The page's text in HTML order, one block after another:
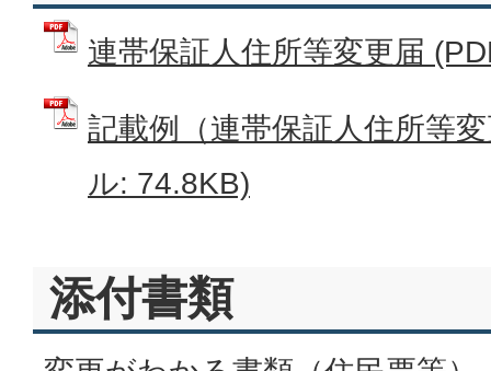
連帯保証人住所等変更届
記載例（連帯保証人住所等
ル: 74.8KB)
添付書類